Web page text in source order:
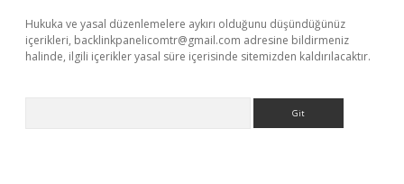
Hukuka ve yasal düzenlemelere aykırı olduğunu düşündüğünüz
içerikleri, backlinkpanelicomtr@gmail.com adresine bildirmeniz
halinde, ilgili içerikler yasal süre içerisinde sitemizden kaldırılacaktır.